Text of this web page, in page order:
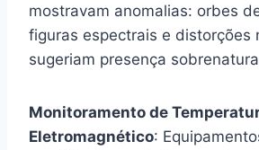
mostravam anomalias: orbes
figuras espectrais e distorções
sugeriam presença
Monitoramento de
Eletromagnético: